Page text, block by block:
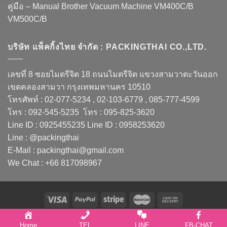
คู่มือ – Manual Brother Vacuum Machine VM400C/B
VM500C/B
บริษัท แพ็คกิ้งไทย จำกัด : PACKINGTHAI CO.,LTD.
เลขที่ 8 ซอยไมตรีจิต 18 ถนนไมตรีจิต แขวงสามวาตะวันออก
เขตคลองสามวา กรุงเทพมหานคร 10510
โทรศัพท์ : 02-077-5234 , 02-103-6779 , 085-777-4599
โทร : 092-545-5235 โทร : 095-825-3620
Line ID : 0925455235 Line ID : 0958253620
Line : @packingthai
E-Mail : packingthai@gmail.com
We Chat : +66 817098967
Copyright 2026 © PACKINGTHAI CO.,LTD.
Home TEL LINE FB-CHAT